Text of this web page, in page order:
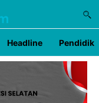
Headline